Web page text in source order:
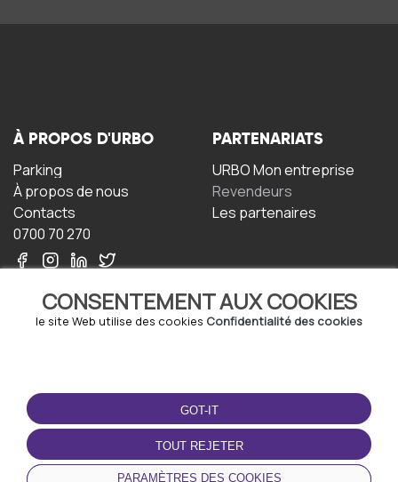
CONSENTEMENT AUX COOKIES
le site Web utilise des cookies Confidentialité des cookies
GOT-IT
TOUT REJETER
PARAMÈTRES DES COOKIES
À PROPOS D'URBO
Parking
À propos de nous
Contacts
0700 70 270
PARTENARIATS
URBO Mon entreprise
Revendeurs
Les partenaires
TERMS-OF-USE
Termes et conditions
Politique de confidentialité
Politique relative aux
cookies
TÉLÉCHARGEZ
L'APPLICATION